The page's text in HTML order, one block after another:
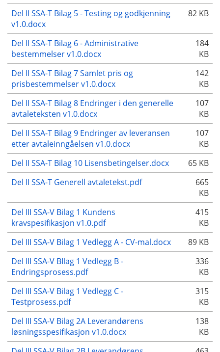
Del II SSA-T Bilag 5 - Testing og godkjenning
v1.0.docx
82 KB
Del II SSA-T Bilag 6 - Administrative
bestemmelser v1.0.docx
184
KB
Del II SSA-T Bilag 7 Samlet pris og
prisbestemmelser v1.0.docx
142
KB
Del II SSA-T Bilag 8 Endringer i den generelle
avtaleteksten v1.0.docx
107
KB
Del II SSA-T Bilag 9 Endringer av leveransen
etter avtaleinngåelsen v1.0.docx
107
KB
Del II SSA-T Bilag 10 Lisensbetingelser.docx
65 KB
Del II SSA-T Generell avtaletekst.pdf
665
KB
Del III SSA-V Bilag 1 Kundens
kravspesifikasjon v1.0.pdf
415
KB
Del III SSA-V Bilag 1 Vedlegg A - CV-mal.docx
89 KB
Del III SSA-V BIlag 1 Vedlegg B -
Endringsprosess.pdf
336
KB
Del III SSA-V Bilag 1 Vedlegg C -
Testprosess.pdf
315
KB
Del III SSA-V Bilag 2A Leverandørens
løsningsspesifikasjon v1.0.docx
138
KB